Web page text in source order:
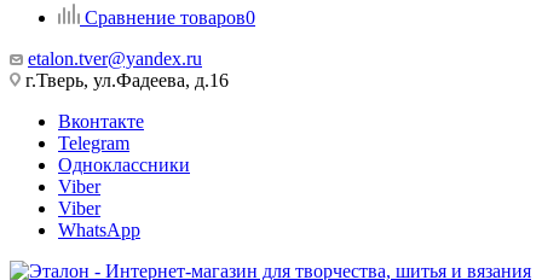
Сравнение товаров0
etalon.tver@yandex.ru
г.Тверь, ул.Фадеева, д.16
Вконтакте
Telegram
Одноклассники
Viber
Viber
WhatsApp